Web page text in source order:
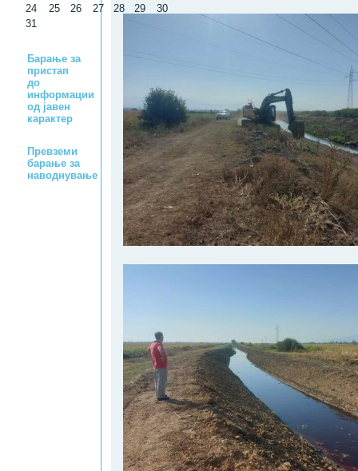
24
25 26 27 28 29
30
31
Барање за
пристап
до
информации
од јавен
карактер
Превземи
барање за
наводнување